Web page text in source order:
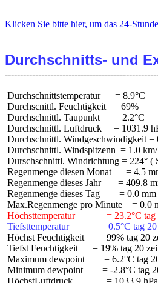
Klicken Sie bitte hier, um das 24-
Durchschnitts- und
Durchschnittstemperatur      = 8.9°C
Durchscnittl. Feuchtigkeit   = 69%
Durchschnittl. Taupunkt      = 2.2°C
Durchschnittl. Luftdruck     = 1031.9
Durchschnittl. Windgeschwindigkeit =
Durchschnittl. Windspitzenn  = 1.0
Durschschnittl. Windrichtung = 224° (
Regenmenge diesen Monat      = 4.5
Regenmenge dieses Jahr       = 409.8
Regenmenge dieses Tag        = 0.0 mm
Höchsttemperatur             = 23.2°C
Tiefsttemperatur             = 0.5°C tag 20
Höchst Feuchtigkeit      = 99% tag 20
Tiefst Feuchtigkeit      = 19% tag 20
Maximum dewpoint        = 6.2°C tag
Minimum dewpoint        = -2.8°C tag
HöchstLuftdruck              = 1033.9